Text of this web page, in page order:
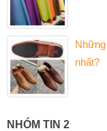
nhất?
NHÓM TIN 2